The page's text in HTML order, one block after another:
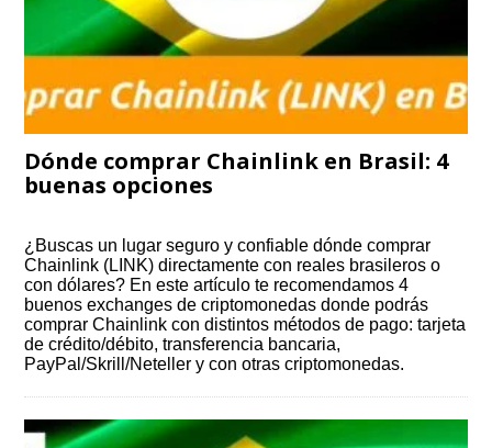
Dónde comprar Chainlink en Brasil: 4
buenas opciones
¿Buscas un lugar seguro y confiable dónde comprar
Chainlink (LINK) directamente con reales brasileros o
con dólares? En este artículo te recomendamos 4
buenos exchanges de criptomonedas donde podrás
comprar Chainlink con distintos métodos de pago: tarjeta
de crédito/débito, transferencia bancaria,
PayPal/Skrill/Neteller y con otras criptomonedas.